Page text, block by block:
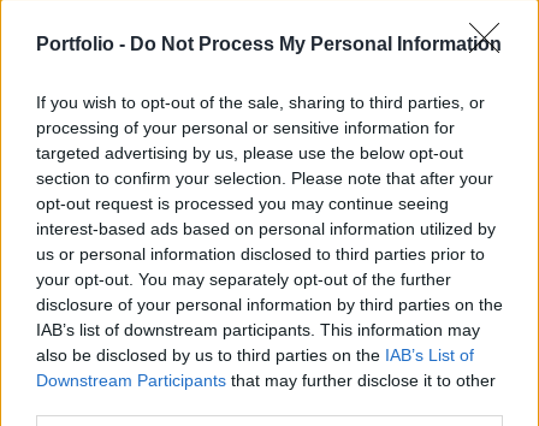
Portfolio - Do Not Process My Personal Information
If you wish to opt-out of the sale, sharing to third parties, or
processing of your personal or sensitive information for
targeted advertising by us, please use the below opt-out
section to confirm your selection. Please note that after your
opt-out request is processed you may continue seeing
interest-based ads based on personal information utilized by
us or personal information disclosed to third parties prior to
your opt-out. You may separately opt-out of the further
disclosure of your personal information by third parties on the
IAB’s list of downstream participants. This information may
also be disclosed by us to third parties on the IAB’s List of
Downstream Participants that may further disclose it to other
2023. augusztus 17. 06:35
Kína egyre inkább behatol olyan iparágakba a
termékeivel az Európai Unió belső piacára, ahol
eddig a német gazdaság volt meghatározó
szereplő. Az eredmények azt mutatják, hogy Kína
uniós importrészesedése következetesen és
jelentősen nőtt, különösen az utóbbi években, ami
egyre nagyobb kihívást jelent Németország
számára. Ez a növekedés aggodalomra ad okot,
tekintettel az olyan problémákra, mint az
energetikai átállás, valamint kérdéseket vet fel